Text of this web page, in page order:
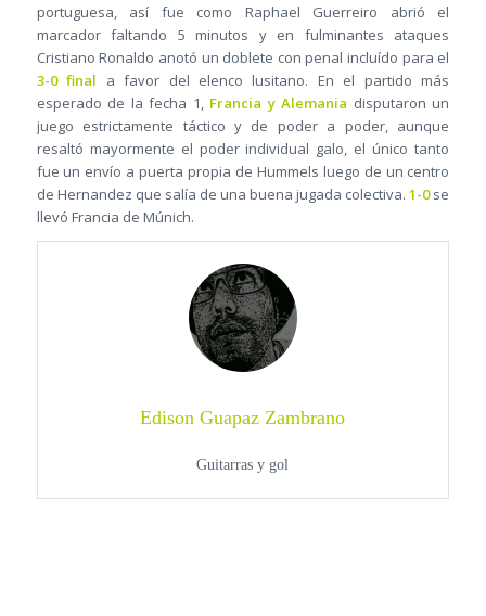
portuguesa, así fue como Raphael Guerreiro abrió el
marcador faltando 5 minutos y en fulminantes ataques
Cristiano Ronaldo anotó un doblete con penal incluído para el
3-0 final a favor del elenco lusitano. En el partido más
esperado de la fecha 1, Francia y Alemania disputaron un
juego estrictamente táctico y de poder a poder, aunque
resaltó mayormente el poder individual galo, el único tanto
fue un envío a puerta propia de Hummels luego de un centro
de Hernandez que salía de una buena jugada colectiva.1-0se
llevó Francia de Múnich.
Edison Guapaz Zambrano
Guitarras y gol